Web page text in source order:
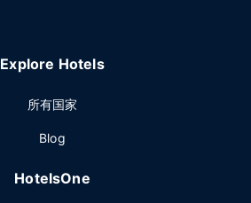
Explore Hotels
所有国家
Blog
HotelsOne